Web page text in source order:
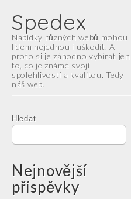
Spedex
Nabídky různých webů mohou
lidem nejednou i uškodit. A
proto si je záhodno vybírat jen
to, co je známé svojí
spolehlivostí a kvalitou. Tedy
náš web.
menu
to
Hledat
Nejnovější
příspěvky